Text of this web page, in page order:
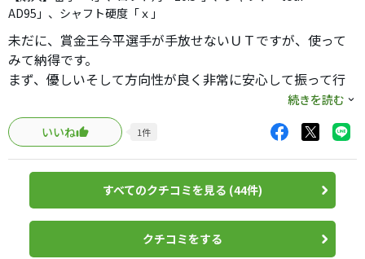
飛ぶ、913あたりまでのTitleistっぽく好印象でこれだけで
良いモノ感が味わえる。弾道は高く上がるがフライヤーで
はなくライナーで舞い上がる。ビシッと強い弾道で風にも
強いはず。ドローやフェード、方向性共に打ち分けやす
く、また変な曲がり方もしない。
飛距離はまずまず。距離を稼ぐクラブじゃないと思うの
で、適切なバックスピンを有する200y越えクラブとして何
ら問題ない。
まだ練習で使っただけだが、早くも名器を手に入れた感触
がある。賞金王が手放さない訳を手の中で感じるといって
もよい。パッと見は控えめだがラウンドで大きな力になる
タイプのクラブだと感じた。
3Iなどのロングアイアンをずっと使い続ける昭和な人からす
AD95」、シャフト硬度「ｘ」
未だに、賞金王今平選手が手放せないＵＴですが、使って
みて納得です。
まず、優しいそして方向性が良く非常に安心して振って行
けるＵＴだと思います。また、シャフトの相性も良く、価
格も安価になり試してみて損のないＵＴですよ。
続きを読む
いいね
1件
すべてのクチコミを見る (44件)
クチコミをする